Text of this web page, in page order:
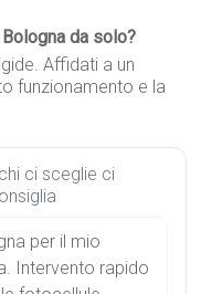
da solo?
Affidati a un
funzionamento e la
ci sceglie ci
per il mio
Intervento rapido